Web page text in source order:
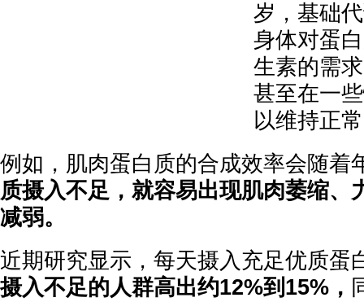
岁，基础
身体对蛋
生素的需
甚至在一
以维持正
例如，肌肉蛋白质的合成效率会随着
质摄入不足，就容易出现肌肉萎缩、
减弱。
近期研究显示，每天摄入充足优质蛋
摄入不足的人群高出约12%到15%，